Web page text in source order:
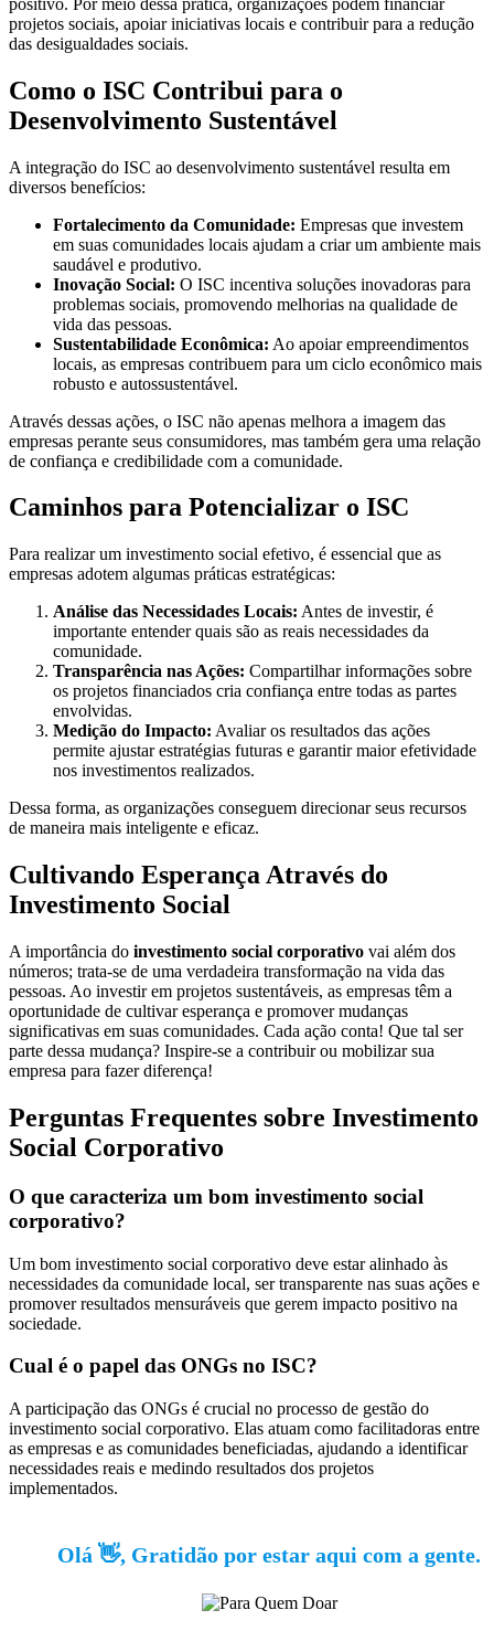
projetos sociais, apoiar iniciativas locais e contribuir para a redução
das desigualdades sociais.
Como o ISC Contribui para o
Desenvolvimento Sustentável
A integração do ISC ao desenvolvimento sustentável resulta em
diversos benefícios:
Fortalecimento da Comunidade: Empresas que investem
em suas comunidades locais ajudam a criar um ambiente mais
saudável e produtivo.
Inovação Social: O ISC incentiva soluções inovadoras para
problemas sociais, promovendo melhorias na qualidade de
vida das pessoas.
Sustentabilidade Econômica: Ao apoiar empreendimentos
locais, as empresas contribuem para um ciclo econômico mais
robusto e autossustentável.
Através dessas ações, o ISC não apenas melhora a imagem das
empresas perante seus consumidores, mas também gera uma relação
de confiança e credibilidade com a comunidade.
Caminhos para Potencializar o ISC
Para realizar um investimento social efetivo, é essencial que as
empresas adotem algumas práticas estratégicas:
Análise das Necessidades Locais: Antes de investir, é
importante entender quais são as reais necessidades da
comunidade.
Transparência nas Ações: Compartilhar informações sobre
os projetos financiados cria confiança entre todas as partes
envolvidas.
Medição do Impacto: Avaliar os resultados das ações
permite ajustar estratégias futuras e garantir maior efetividade
nos investimentos realizados.
Dessa forma, as organizações conseguem direcionar seus recursos
de maneira mais inteligente e eficaz.
Cultivando Esperança Através do
Investimento Social
A importância do investimento social corporativo vai além dos
números; trata-se de uma verdadeira transformação na vida das
pessoas. Ao investir em projetos sustentáveis, as empresas têm a
oportunidade de cultivar esperança e promover mudanças
significativas em suas comunidades. Cada ação conta! Que tal ser
parte dessa mudança? Inspire-se a contribuir ou mobilizar sua
empresa para fazer diferença!
Perguntas Frequentes sobre Investimento
Social Corporativo
O que caracteriza um bom investimento social
corporativo?
Um bom investimento social corporativo deve estar alinhado às
necessidades da comunidade local, ser transparente nas suas ações e
promover resultados mensuráveis que gerem impacto positivo na
sociedade.
Cual é o papel das ONGs no ISC?
A participação das ONGs é crucial no processo de gestão do
investimento social corporativo. Elas atuam como facilitadoras entre
as empresas e as comunidades beneficiadas, ajudando a identificar
necessidades reais e medindo resultados dos projetos
implementados.
Olá 👋, Gratidão por estar aqui com a gente.